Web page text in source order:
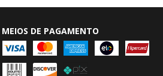
MEIOS DE PAGAMENTO